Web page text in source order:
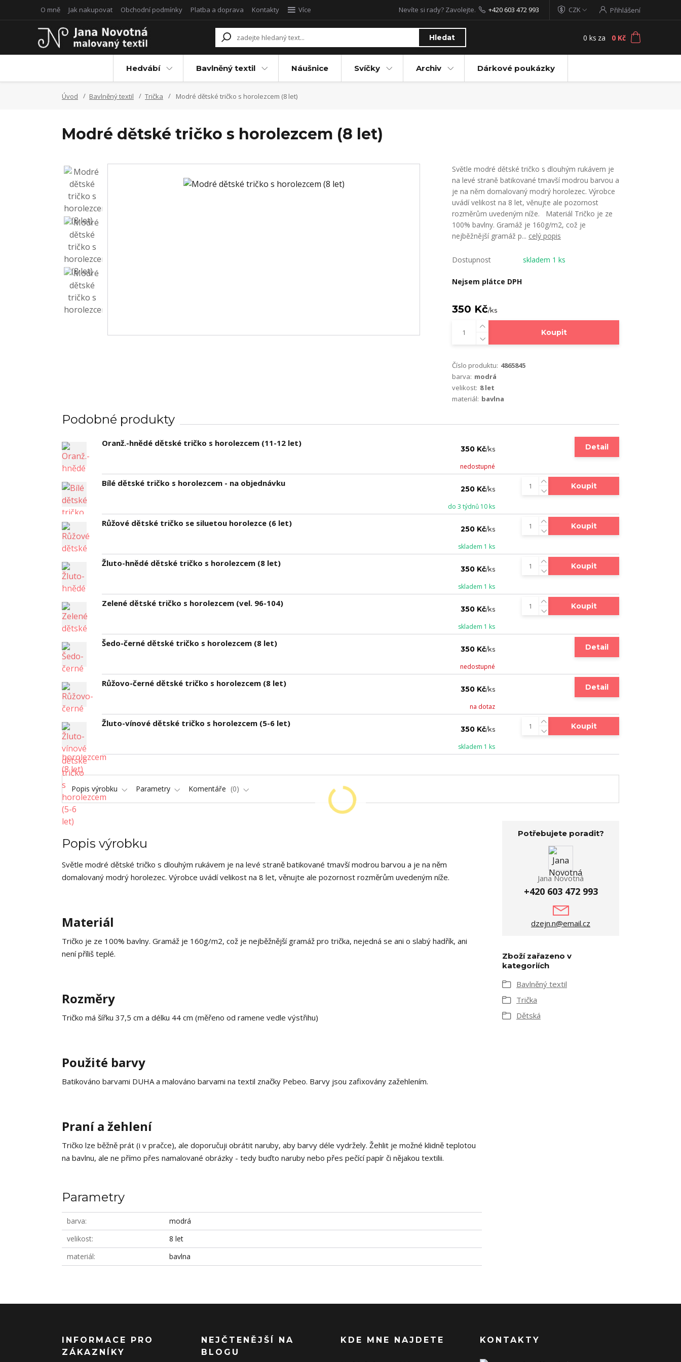
O mně Jak nakupovat Obchodní podmínky Platba a doprava Kontakty Více CZK Přihlášení
Hledat
Nevíte si rady? Zavolejte. +420 603 472 993
0 ks za 0 Kč
Hedvábí Bavlněný textil Náušnice Svíčky Archiv Dárkové poukázky
Úvod Bavlněný textil Trička Modré dětské tričko s horolezcem (8 let)
Modré dětské tričko s horolezcem (8 let)
Světle modré dětské tričko s dlouhým rukávem je
na levé straně batikované tmavší modrou barvou a
je na něm domalovaný modrý horolezec. Výrobce
uvádí velikost na 8 let, věnujte ale pozornost
rozměrům uvedeným níže. Materiál Tričko je ze
100% bavlny. Gramáž je 160g/m2, což je
nejběžnější gramáž p... celý popis
Dostupnost skladem 1 ks
Nejsem plátce DPH
350 Kč/ks
Koupit
Číslo produktu: 4865845
barva: modrá
velikost: 8 let
materiál: bavlna
Podobné produkty
Oranž.-hnědé dětské tričko s horolezcem (11-12 let)
350 Kč/ks
nedostupné
Detail
Bílé dětské tričko s horolezcem - na objednávku
250 Kč/ks
do 3 týdnů 10 ks
Koupit
Růžové dětské tričko se siluetou horolezce (6 let)
250 Kč/ks
skladem 1 ks
Koupit
Žluto-hnědé dětské tričko s horolezcem (8 let)
350 Kč/ks
skladem 1 ks
Koupit
Zelené dětské tričko s horolezcem (vel. 96-104)
350 Kč/ks
skladem 1 ks
Koupit
Šedo-černé dětské tričko s horolezcem (8 let)
350 Kč/ks
nedostupné
Detail
Růžovo-černé dětské tričko s horolezcem (8 let)
350 Kč/ks
na dotaz
Detail
Žluto-vínové dětské tričko s horolezcem (5-6 let)
350 Kč/ks
skladem 1 ks
Koupit
Popis výrobku Parametry Komentáře 0
Popis výrobku
Světle modré dětské tričko s dlouhým rukávem je na levé straně batikované tmavší modrou barvou a je na něm
domalovaný modrý horolezec. Výrobce uvádí velikost na 8 let, věnujte ale pozornost rozměrům uvedeným níže.
Materiál
Tričko je ze 100% bavlny. Gramáž je 160g/m2, což je nejběžnější gramáž pro trička, nejedná se ani o slabý hadřík, ani
není příliš teplé.
Rozměry
Tričko má šířku 37,5 cm a délku 44 cm (měřeno od ramene vedle výstřihu)
Použité barvy
Batikováno barvami DUHA a malováno barvami na textil značky Pebeo. Barvy jsou zafixovány zažehlením.
Praní a žehlení
Tričko lze běžně prát (i v pračce), ale doporučuji obrátit naruby, aby barvy déle vydržely. Žehlit je možné klidně teplotou
na bavlnu, ale ne přímo přes namalované obrázky - tedy buďto naruby nebo přes pečící papír či nějakou textilii.
Parametry
barva
modrá
velikost
8 let
materiál
bavlna
Potřebujete poradit?
Jana Novotná
+420 603 472 993
dzejn.n@email.cz
Zboží zařazeno v
kategoriích
Bavlněný textil
Trička
Dětská
INFORMACE PRO
ZÁKAZNÍKY
NEJČTENĚJŠÍ NA
BLOGU
KDE MNE NAJDETE KONTAKTY